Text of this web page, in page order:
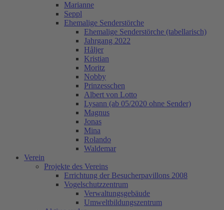
Marianne
Seppl
Ehemalige Senderstörche
Ehemalige Senderstörche (tabellarisch)
Jahrgang 2022
Håljer
Kristian
Moritz
Nobby
Prinzesschen
Albert von Lotto
Lysann (ab 05/2020 ohne Sender)
Magnus
Jonas
Mina
Rolando
Waldemar
Verein
Projekte des Vereins
Errichtung der Besucherpavillons 2008
Vogelschutzzentrum
Verwaltungsgebäude
Umweltbildungszentrum